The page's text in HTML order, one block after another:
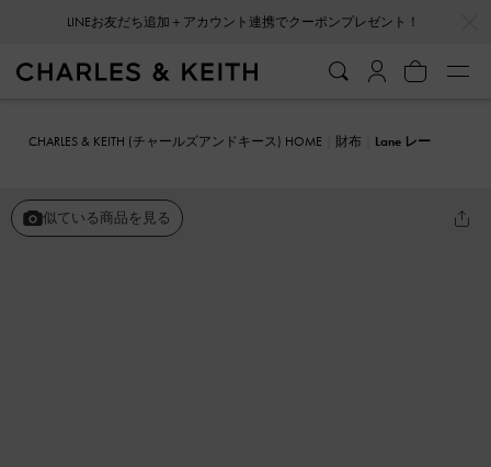
LINEお友だち追加＋アカウント連携でクーポンプレゼント！
CHARLES & KEITH (チャールズアンドキース) HOME 財布
Lane レー
似ている商品を見る